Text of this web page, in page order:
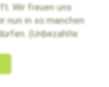
Wir freuen uns
nun in so manchen
(Unbezahlte